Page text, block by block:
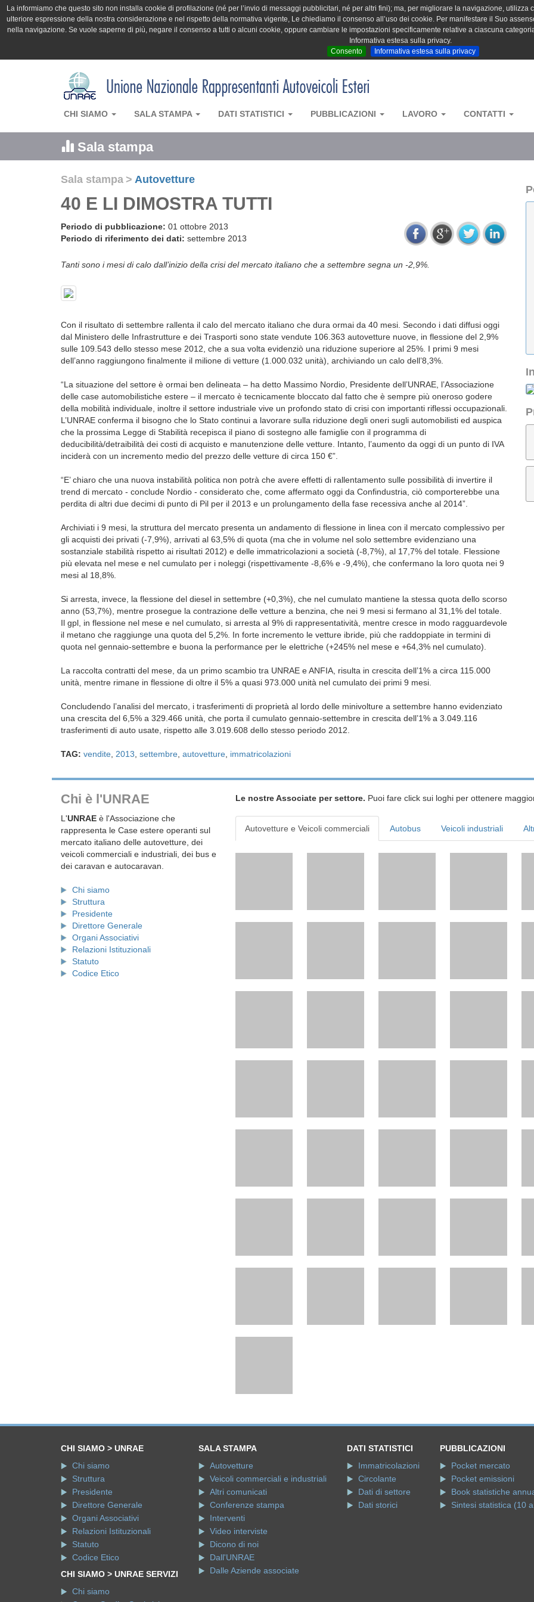
La informiamo che questo sito non installa cookie di profilazione (né per l’invio di messaggi pubblicitari, né per altri fini); ma, per migliorare la navigazione,
ulteriore espressione della nostra considerazione e nel rispetto della normativa vigente, Le chiediamo il consenso all’uso dei cookie. Per manifestare il Suo
nella navigazione. Se vuole saperne di più, negare il consenso a tutti o alcuni cookie, oppure cambiare le impostazioni specificamente relative a ciascuna
Informativa estesa sulla privacy.
Consento
Informativa estesa sulla privacy
CHI SIAMO SALA STAMPA DATI STATISTICI PUBBLICAZIONI LAVORO CONTATTI
Sala stampa
Sala stampa > Autovetture
40 E LI DIMOSTRA TUTTI
Periodo di pubblicazione: 01 ottobre 2013
Periodo di riferimento dei dati: settembre 2013
Tanti sono i mesi di calo dall’inizio della crisi del mercato italiano che a settembre segna un -2,9%.
Con il risultato di settembre rallenta il calo del mercato italiano che dura ormai da 40 mesi. Secondo i dati diffusi oggi
dal Ministero delle Infrastrutture e dei Trasporti sono state vendute 106.363 autovetture nuove, in flessione del 2,9%
sulle 109.543 dello stesso mese 2012, che a sua volta evidenziò una riduzione superiore al 25%. I primi 9 mesi
dell’anno raggiungono finalmente il milione di vetture (1.000.032 unità), archiviando un calo dell’8,3%.
“La situazione del settore è ormai ben delineata – ha detto Massimo Nordio, Presidente dell’UNRAE, l’Associazione
delle case automobilistiche estere – il mercato è tecnicamente bloccato dal fatto che è sempre più oneroso godere
della mobilità individuale, inoltre il settore industriale vive un profondo stato di crisi con importanti riflessi occupazionali.
L’UNRAE conferma il bisogno che lo Stato continui a lavorare sulla riduzione degli oneri sugli automobilisti ed auspica
che la prossima Legge di Stabilità recepisca il piano di sostegno alle famiglie con il programma di
deducibilità/detraibilità dei costi di acquisto e manutenzione delle vetture. Intanto, l’aumento da oggi di un punto di IVA
inciderà con un incremento medio del prezzo delle vetture di circa 150 €”.
“E’ chiaro che una nuova instabilità politica non potrà che avere effetti di rallentamento sulle possibilità di invertire il
trend di mercato - conclude Nordio - considerato che, come affermato oggi da Confindustria, ciò comporterebbe una
perdita di altri due decimi di punto di Pil per il 2013 e un prolungamento della fase recessiva anche al 2014”.
Archiviati i 9 mesi, la struttura del mercato presenta un andamento di flessione in linea con il mercato complessivo per
gli acquisti dei privati (-7,9%), arrivati al 63,5% di quota (ma che in volume nel solo settembre evidenziano una
sostanziale stabilità rispetto ai risultati 2012) e delle immatricolazioni a società (-8,7%), al 17,7% del totale. Flessione
più elevata nel mese e nel cumulato per i noleggi (rispettivamente -8,6% e -9,4%), che confermano la loro quota nei 9
mesi al 18,8%.
Si arresta, invece, la flessione del diesel in settembre (+0,3%), che nel cumulato mantiene la stessa quota dello scorso
anno (53,7%), mentre prosegue la contrazione delle vetture a benzina, che nei 9 mesi si fermano al 31,1% del totale.
Il gpl, in flessione nel mese e nel cumulato, si arresta al 9% di rappresentatività, mentre cresce in modo ragguardevole
il metano che raggiunge una quota del 5,2%. In forte incremento le vetture ibride, più che raddoppiate in termini di
quota nel gennaio-settembre e buona la performance per le elettriche (+245% nel mese e +64,3% nel cumulato).
La raccolta contratti del mese, da un primo scambio tra UNRAE e ANFIA, risulta in crescita dell’1% a circa 115.000
unità, mentre rimane in flessione di oltre il 5% a quasi 973.000 unità nel cumulato dei primi 9 mesi.
Concludendo l’analisi del mercato, i trasferimenti di proprietà al lordo delle minivolture a settembre hanno evidenziato
una crescita del 6,5% a 329.466 unità, che porta il cumulato gennaio-settembre in crescita dell’1% a 3.049.116
trasferimenti di auto usate, rispetto alle 3.019.608 dello stesso periodo 2012.
TAG: vendite 2013 settembre autovetture immatricolazioni
Chi è l'UNRAE
L'UNRAE è l'Associazione che
rappresenta le Case estere operanti sul
mercato italiano delle autovetture, dei
veicoli commerciali e industriali, dei bus e
dei caravan e autocaravan.
Chi siamo
Struttura
Presidente
Direttore Generale
Organi Associativi
Relazioni Istituzionali
Statuto
Codice Etico
Le nostre Associate per settore. Puoi fare click sui loghi per ottenere
Autovetture e Veicoli commerciali Autobus Veicoli industriali
CHI SIAMO > UNRAE
Chi siamo
Struttura
Presidente
Direttore Generale
Organi Associativi
Relazioni Istituzionali
Statuto
Codice Etico
CHI SIAMO > UNRAE SERVIZI
Chi siamo
SALA STAMPA
Autovetture
Veicoli commerciali e industriali
Altri comunicati
Conferenze stampa
Interventi
Video interviste
Dicono di noi
Dall'UNRAE
Dalle Aziende associate
DATI STATISTICI
Immatricolazioni
Circolante
Dati di settore
Dati storici
PUBBLICAZIONI
Pocket mercato
Pocket emissioni
Book statistiche
Sintesi statistica (10